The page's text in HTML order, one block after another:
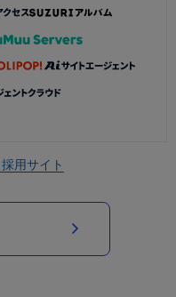
採用サイト